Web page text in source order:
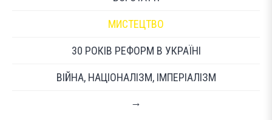
МИСТЕЦТВО
30 РОКІВ РЕФОРМ В УКРАЇНІ
ВІЙНА, НАЦІОНАЛІЗМ, ІМПЕРІАЛІЗМ
→